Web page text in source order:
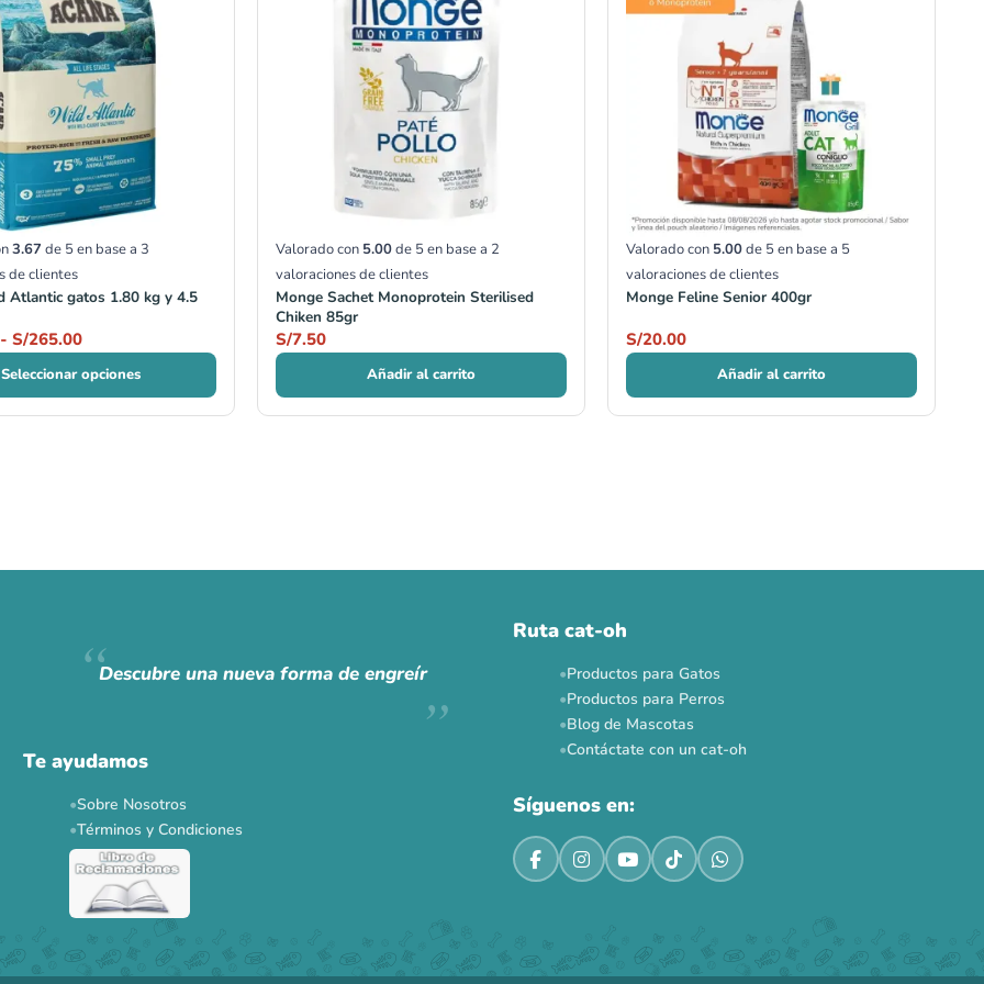
3.67 de 5 en base a 3
de clientes
Atlantic gatos 1.80 kg y 4.5
- S/265.00
desde
S/137.00
hasta
S/265.00
Seleccionar opciones
Valorado con 5.00de 5 en base a 2
valoraciones de clientes
Monge Sachet Monoprotein Sterilised
Chiken 85gr
S/7.50
Añadir al carrito
Valorado con 5.00de 5 en base a 5
valoraciones de clientes
Monge Feline Senior 400gr
S/20.00
Añadir al carrito
Descubre una nueva forma de engreír
Te ayudamos
Sobre Nosotros
Términos y Condiciones
Ruta cat-oh
Productos para Gatos
Productos para Perros
Blog de Mascotas
Contáctate con un cat-oh
Síguenos en: